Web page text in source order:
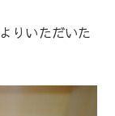
りいただいた